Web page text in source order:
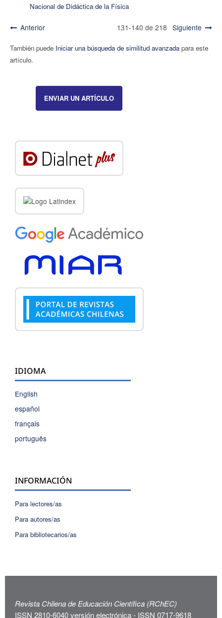
Nacional de Didáctica de la Física
Anterior 131-140 de 218 Siguiente
También puede Iniciar una búsqueda de similitud avanzadapara este
artículo.
ENVIAR UN ARTÍCULO
IDIOMA
English
español
français
português
INFORMACIÓN
Para lectores/as
Para autores/as
Para bibliotecarios/as
Revista Chilena de Educación Científica (RChEC)
ISSN 2810-6040 versión electrónica - ISSN 0717-9618